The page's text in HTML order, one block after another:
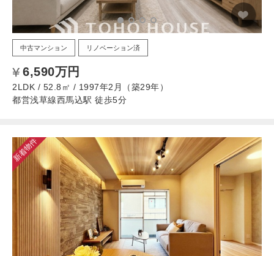
中古マンション リノベーション済
6,590万円
2LDK / 52.8㎡ / 1997年2月（築29年）
都営浅草線西馬込駅 徒歩5分
新着物件